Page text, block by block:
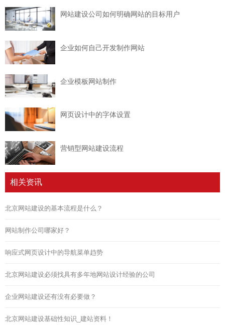
网站建设公司如何明确网站的目标用户
企业如何自己开发制作网站
企业模板网站制作
网页设计中的字体设置
营销型网站建设流程
相关资讯
北京网站建设的基本流程是什么？
网站制作公司哪家好？
响应式网页设计中的导航菜单趋势
北京网站建设必须找具有多年地网站设计经验的公司
企业网站建设还有没有必要做？
北京网站建设基础性知识_建站资料！